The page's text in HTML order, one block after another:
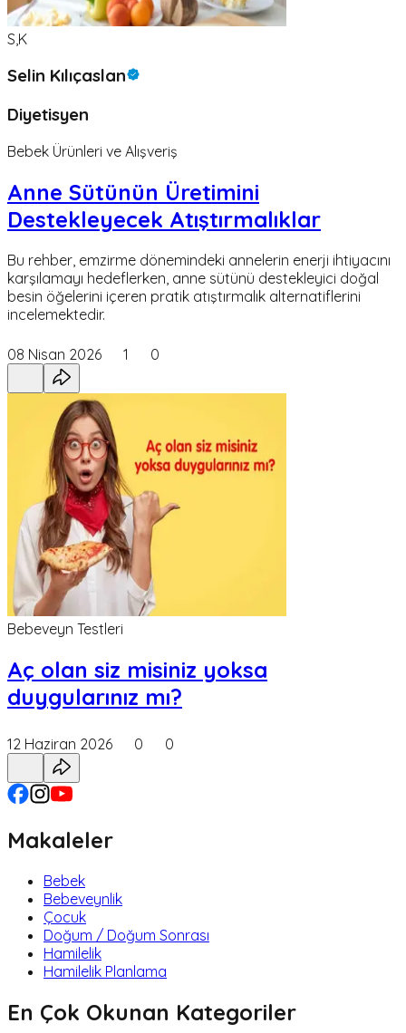
S,K
Selin Kılıçaslan
Diyetisyen
Bebek Ürünleri ve Alışveriş
Anne Sütünün Üretimini
Destekleyecek Atıştırmalıklar
Bu rehber, emzirme dönemindeki annelerin enerji ihtiyacını
karşılamayı hedeflerken, anne sütünü destekleyici doğal
besin öğelerini içeren pratik atıştırmalık alternatiflerini
incelemektedir.
08 Nisan 2026 1 0
Bebeveyn Testleri
Aç olan siz misiniz yoksa
duygularınız mı?
12 Haziran 2026 0 0
Makaleler
Bebek
Bebeveynlik
Çocuk
Doğum / Doğum Sonrası
Hamilelik
Hamilelik Planlama
En Çok Okunan Kategoriler